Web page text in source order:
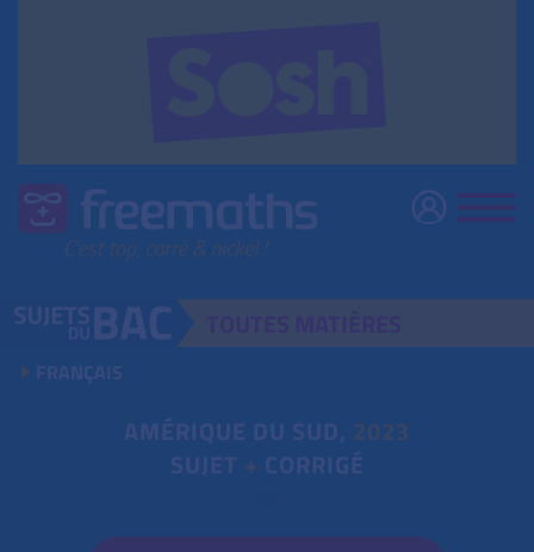
FRANÇAIS
AMÉRIQUE DU SUD, 2023
SUJET + CORRIGÉ